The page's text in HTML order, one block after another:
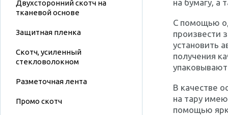
Двухсторонний скотч на
тканевой основе
Защитная пленка
Скотч, усиленный
стекловолокном
Разметочная лента
Промо скотч
на бумагу, а
С помощью
произвести
установить
получения
В качестве
на тару
помощью